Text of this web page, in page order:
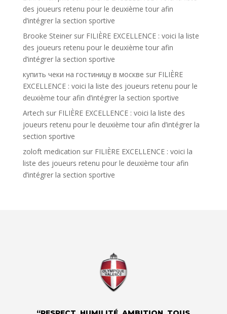
des joueurs retenu pour le deuxième tour afin
d’intégrer la section sportive
Brooke Steinersur FILIÈRE EXCELLENCE : voici la liste
des joueurs retenu pour le deuxième tour afin
d’intégrer la section sportive
купить чеки на гостиницу в москве sur FILIÈRE
EXCELLENCE : voici la liste des joueurs retenu pour le
deuxième tour afin d’intégrer la section sportive
Artech sur FILIÈRE EXCELLENCE : voici la liste des
joueurs retenu pour le deuxième tour afin d’intégrer la
section sportive
zoloft medication sur FILIÈRE EXCELLENCE : voici la
liste des joueurs retenu pour le deuxième tour afin
d’intégrer la section sportive